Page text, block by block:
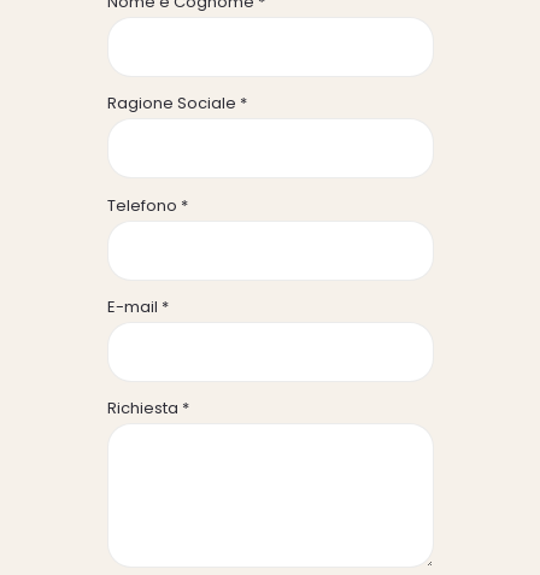
Ragione Sociale *
Telefono *
E-mail *
Richiesta *